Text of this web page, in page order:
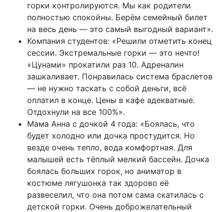
горки контролируются. Мы как родители
полностью спокойны. Берём семейный билет
на весь день — это самый выгодный вариант».
Компания студентов: «Решили отметить конец
сессии. Экстремальные горки — это нечто!
«Цунами» прокатили раз 10. Адреналин
зашкаливает. Понравилась система браслетов
— не нужно таскать с собой деньги, всё
оплатил в конце. Цены в кафе адекватные.
Отдохнули на все 100%».
Мама Анна с дочкой 4 года: «Боялась, что
будет холодно или дочка простудится. Но
везде очень тепло, вода комфортная. Для
малышей есть тёплый мелкий бассейн. Дочка
боялась больших горок, но аниматор в
костюме лягушонка так здорово её
развеселил, что она потом сама скатилась с
детской горки. Очень доброжелательный